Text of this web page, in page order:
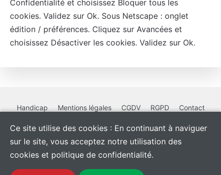
Confidentialité et choisissez Bloquer tous les
cookies. Validez sur Ok. Sous Netscape : onglet
édition / préférences. Cliquez sur Avancées et
choisissez Désactiver les cookies. Validez sur Ok.
Handicap Mentions légales CGDV RGPD Contact
La certification qualité a
Ce site utilise des cookies : En continuant à naviguer
sur le site, vous acceptez notre utilisation des
cookies et politique de confidentialité.